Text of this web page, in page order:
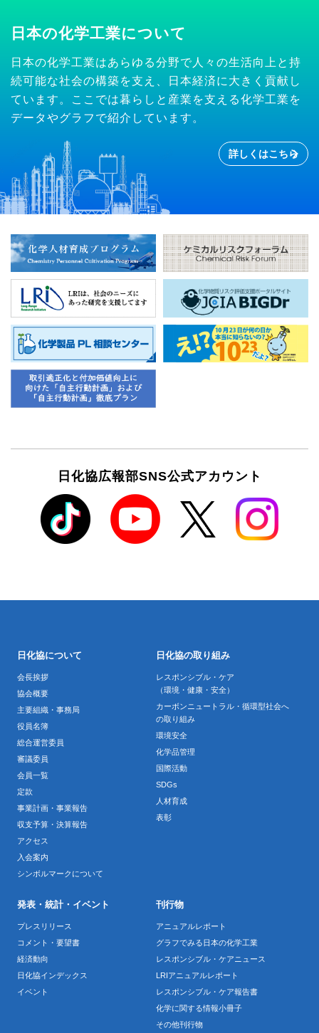
日本の化学工業について
日本の化学工業はあらゆる分野で人々の生活向上と持
続可能な社会の構築を支え、日本経済に大きく貢献し
ています。ここでは暮らしと産業を支える化学工業を
データやグラフで紹介しています。
詳しくはこちら
日化協広報部SNS公式アカウント
日化協について
会長挨拶
協会概要
主要組織・事務局
役員名簿
総合運営委員
審議委員
会員一覧
定款
事業計画・事業報告
収支予算・決算報告
アクセス
入会案内
シンボルマークについて
日化協の取り組み
レスポンシブル・ケア
（環境・健康・安全）
カーボンニュートラル・循環型社会へ
の取り組み
環境安全
化学品管理
国際活動
SDGs
人材育成
表彰
発表・統計・イベント
プレスリリース
コメント・要望書
経済動向
日化協インデックス
イベント
刊行物
アニュアルレポート
グラフでみる日本の化学工業
レスポンシブル・ケアニュース
LRIアニュアルレポート
レスポンシブル・ケア報告書
化学に関する情報小冊子
その他刊行物